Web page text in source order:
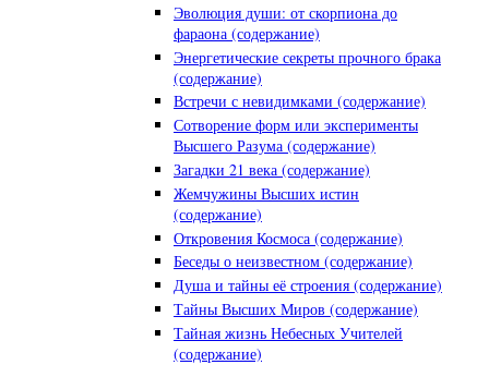
Эволюция души: от скорпиона до
фараона (содержание)
Энергетические секреты прочного брака
(содержание)
Встречи с невидимками (содержание)
Сотворение форм или эксперименты
Высшего Разума (содержание)
Загадки 21 века (содержание)
Жемчужины Высших истин
(содержание)
Откровения Космоса (содержание)
Беседы о неизвестном (содержание)
Душа и тайны её строения (содержание)
Тайны Высших Миров (содержание)
Тайная жизнь Небесных Учителей
(содержание)